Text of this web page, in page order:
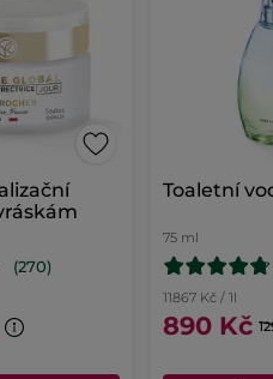
(270)
Toaletní
75 ml
11867 Kč / 1l
890 Kč